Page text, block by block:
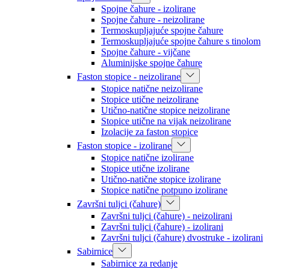
Spojne čahure - izolirane
Spojne čahure - neizolirane
Termoskupljajuće spojne čahure
Termoskupljajuće spojne čahure s tinolom
Spojne čahure - vijčane
Aluminijske spojne čahure
Faston stopice - neizolirane
Stopice natične neizolirane
Stopice utične neizolirane
Utično-natične stopice neizolirane
Stopice utične na vijak neizolirane
Izolacije za faston stopice
Faston stopice - izolirane
Stopice natične izolirane
Stopice utične izolirane
Utično-natične stopice izolirane
Stopice natične potpuno izolirane
Završni tuljci (čahure)
Završni tuljci (čahure) - neizolirani
Završni tuljci (čahure) - izolirani
Završni tuljci (čahure) dvostruke - izolirani
Sabirnice
Sabirnice za redanje